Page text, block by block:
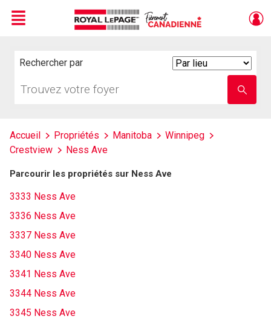
Menu
Rechercher par
votre
nom
Accueil Propriétés Manitoba
Winnipeg
Crestview
Ness Ave
Parcourir les propriétés sur Ness Ave
3333 Ness Ave
3336 Ness Ave
3337 Ness Ave
3340 Ness Ave
3341 Ness Ave
3344 Ness Ave
3345 Ness Ave